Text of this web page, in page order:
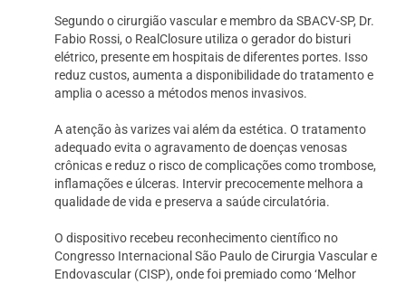
Segundo o cirurgião vascular e membro da SBACV-SP, Dr.
Fabio Rossi, o RealClosure utiliza o gerador do bisturi
elétrico, presente em hospitais de diferentes portes. Isso
reduz custos, aumenta a disponibilidade do tratamento e
amplia o acesso a métodos menos invasivos.
A atenção às varizes vai além da estética. O tratamento
adequado evita o agravamento de doenças venosas
crônicas e reduz o risco de complicações como trombose,
inflamações e úlceras. Intervir precocemente melhora a
qualidade de vida e preserva a saúde circulatória.
O dispositivo recebeu reconhecimento científico no
Congresso Internacional São Paulo de Cirurgia Vascular e
Endovascular (CISP), onde foi premiado como ‘Melhor